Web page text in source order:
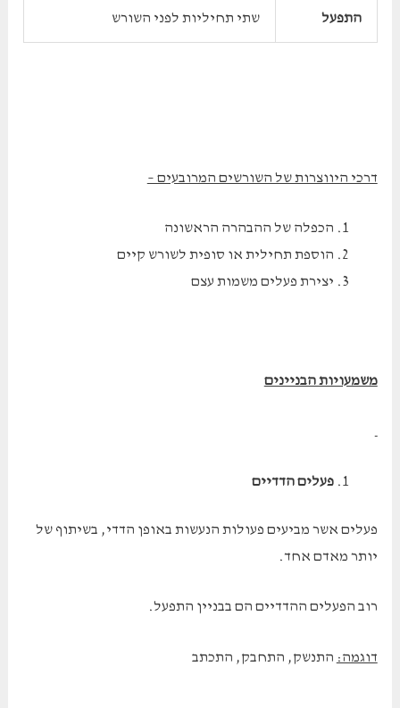
התפעל שתי תחיליות לפני השורש
דרכי היווצרות של השורשים המרובעים –
הכפלה של ההבהרה הראשונה
הוספת תחילית או סופית לשורש קיים
יצירת פעלים משמות עצם
משמעויות הבניינים
פעלים הדדיים
פעלים אשר מביעים פעולות הנעשות באופן הדדי, בשיתוף של
יותר מאדם אחד.
רוב הפעלים ההדדיים הם בבניין התפעל.
דוגמה: התנשק, התחבק, התכתב